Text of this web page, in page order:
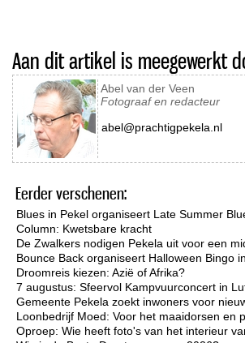
Aan dit artikel is meegewerkt
Abel van der Veen
Fotograaf en redacteur
abel@prachtigpekela.nl
Eerder verschenen:
Blues in Pekel organiseert Late Summer
Column: Kwetsbare kracht
De Zwalkers nodigen Pekela uit voor een
Bounce Back organiseert Halloween Bingo
Droomreis kiezen: Azië of Afrika?
7 augustus: Sfeervol Kampvuurconcert in
Gemeente Pekela zoekt inwoners voor
Loonbedrijf Moed: Voor het maaidorsen en
Oproep: Wie heeft foto's van het interieur